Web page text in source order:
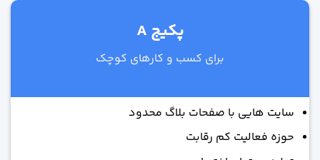
پکیج A
برای کسب و کارهای کوچک
سایت هایی با صفحات بلاگ محدود
حوزه فعالیت کم رقابت